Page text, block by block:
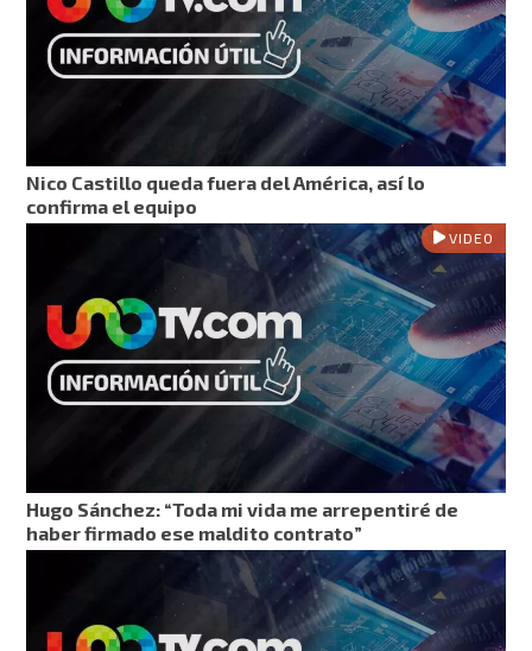
Nico Castillo queda fuera del América, así lo
confirma el equipo
VIDEO
Hugo Sánchez: “Toda mi vida me arrepentiré de
haber firmado ese maldito contrato”